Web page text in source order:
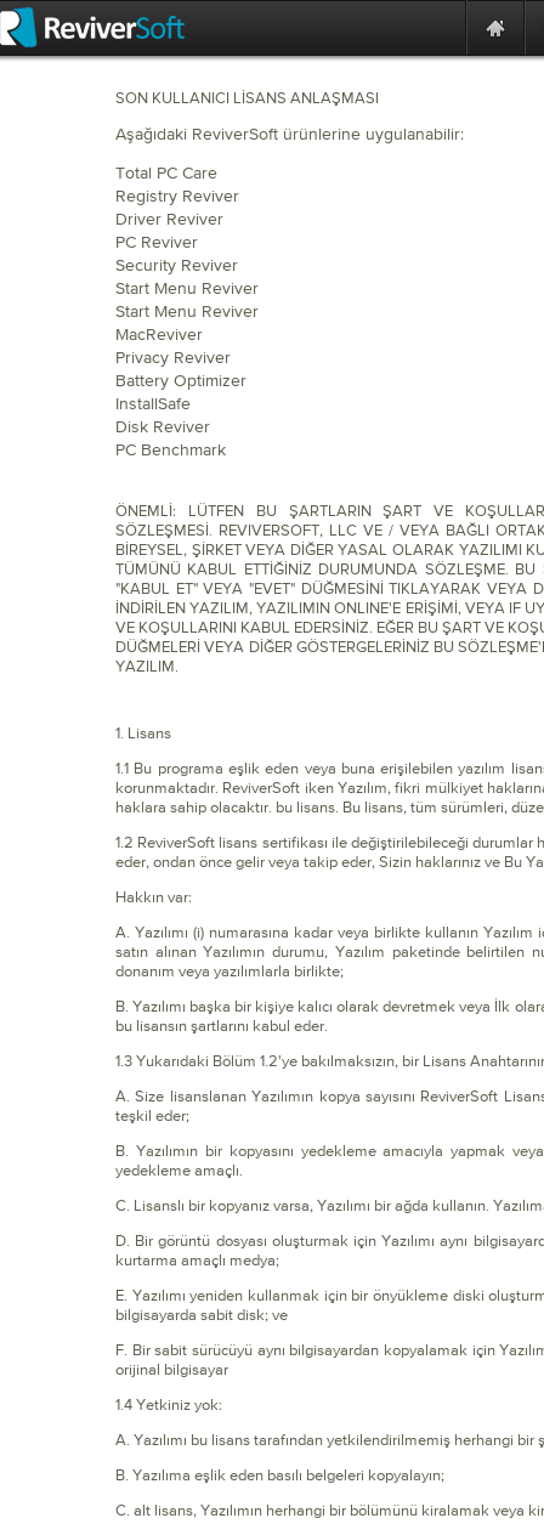
SON KULLANICI LİSANS ANLAŞMASI
Aşağıdaki ReviverSoft ürünlerine uygulanabilir:
Total PC Care
Registry Reviver
Driver Reviver
PC Reviver
Security Reviver
Start Menu Reviver
Start Menu Reviver
MacReviver
Privacy Reviver
Battery Optimizer
InstallSafe
Disk Reviver
PC Benchmark
ÖNEMLİ: LÜTFEN BU ŞARTLARIN ŞART VE
SÖZLEŞMESİ. REVIVERSOFT, LLC VE / VEYA BAĞLI
BİREYSEL, ŞİRKET VEYA DİĞER YASAL OLARAK YAZILIMI
TÜMÜNÜ KABUL ETTİĞİNİZ DURUMUNDA SÖZLEŞME.
"KABUL ET" VEYA "EVET" DÜĞMESİNİ TIKLAYARAK VEYA
İNDİRİLEN YAZILIM, YAZILIMIN ONLINE'E ERİŞİMİ, VEYA IF
VE KOŞULLARINI KABUL EDERSİNİZ. EĞER BU ŞART VE
DÜĞMELERİ VEYA DİĞER GÖSTERGELERİNİZ BU
YAZILIM.
1. Lisans
1.1 Bu programa eşlik eden veya buna erişilebilen yazılım
korunmaktadır. ReviverSoft iken Yazılım, fikri mülkiyet
haklara sahip olacaktır. bu lisans. Bu lisans, tüm sürümleri,
1.2 ReviverSoft lisans sertifikası ile değiştirilebileceği durumlar
eder, ondan önce gelir veya takip eder, Sizin haklarınız ve Bu
Hakkın var:
A. Yazılımı (i) numarasına kadar veya birlikte kullanın
satın alınan Yazılımın durumu, Yazılım paketinde
donanım veya yazılımlarla birlikte;
B. Yazılımı başka bir kişiye kalıcı olarak devretmek veya İlk
bu lisansın şartlarını kabul eder.
1.3 Yukarıdaki Bölüm 1.2'ye bakılmaksızın, bir Lisans
A. Size lisanslanan Yazılımın kopya sayısını ReviverSoft
teşkil eder;
B. Yazılımın bir kopyasını yedekleme amacıyla yapmak
yedekleme amaçlı.
C. Lisanslı bir kopyanız varsa, Yazılımı bir ağda kullanın.
D. Bir görüntü dosyası oluşturmak için Yazılımı aynı
kurtarma amaçlı medya;
E. Yazılımı yeniden kullanmak için bir önyükleme diski
bilgisayarda sabit disk; ve
F. Bir sabit sürücüyü aynı bilgisayardan kopyalamak için
orijinal bilgisayar
1.4 Yetkiniz yok:
A. Yazılımı bu lisans tarafından yetkilendirilmemiş herhangi
B. Yazılıma eşlik eden basılı belgeleri kopyalayın;
C. alt lisans, Yazılımın herhangi bir bölümünü kiralamak veya